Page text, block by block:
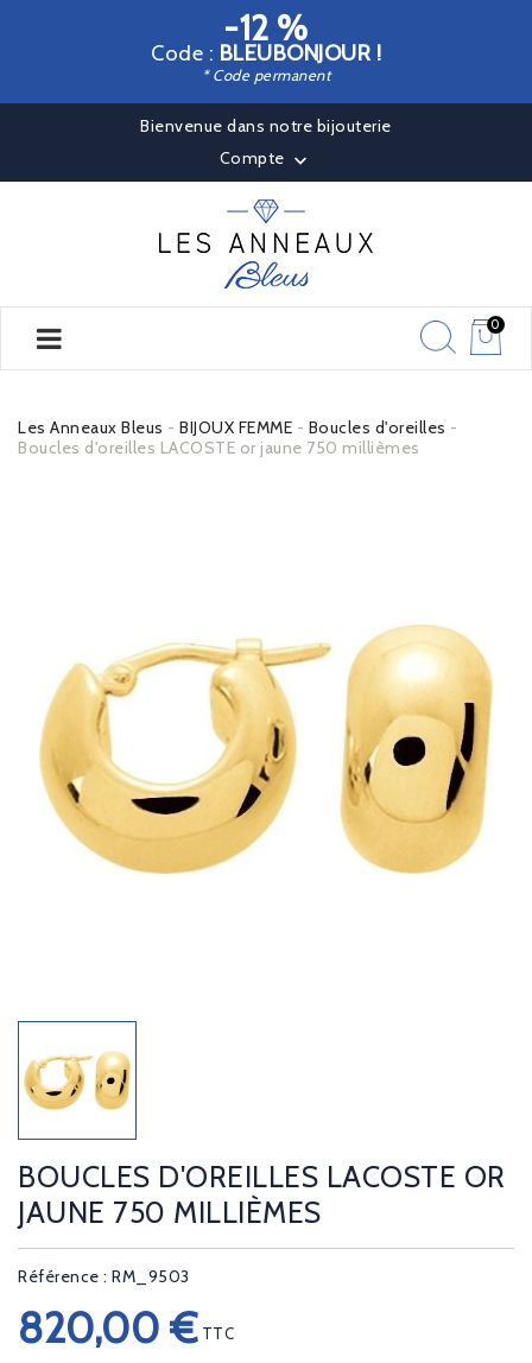
-12 %
Code : BLEUBONJOUR !
* Code permanent
Bienvenue dans notre bijouterie
Compte 
0
Les Anneaux Bleus BIJOUX FEMME
Boucles d'oreilles
Boucles d'oreilles LACOSTE or jaune 750 millièmes
BOUCLES D'OREILLES LACOSTE OR
JAUNE 750 MILLIÈMES
Référence : RM_9503
820,00 € TTC